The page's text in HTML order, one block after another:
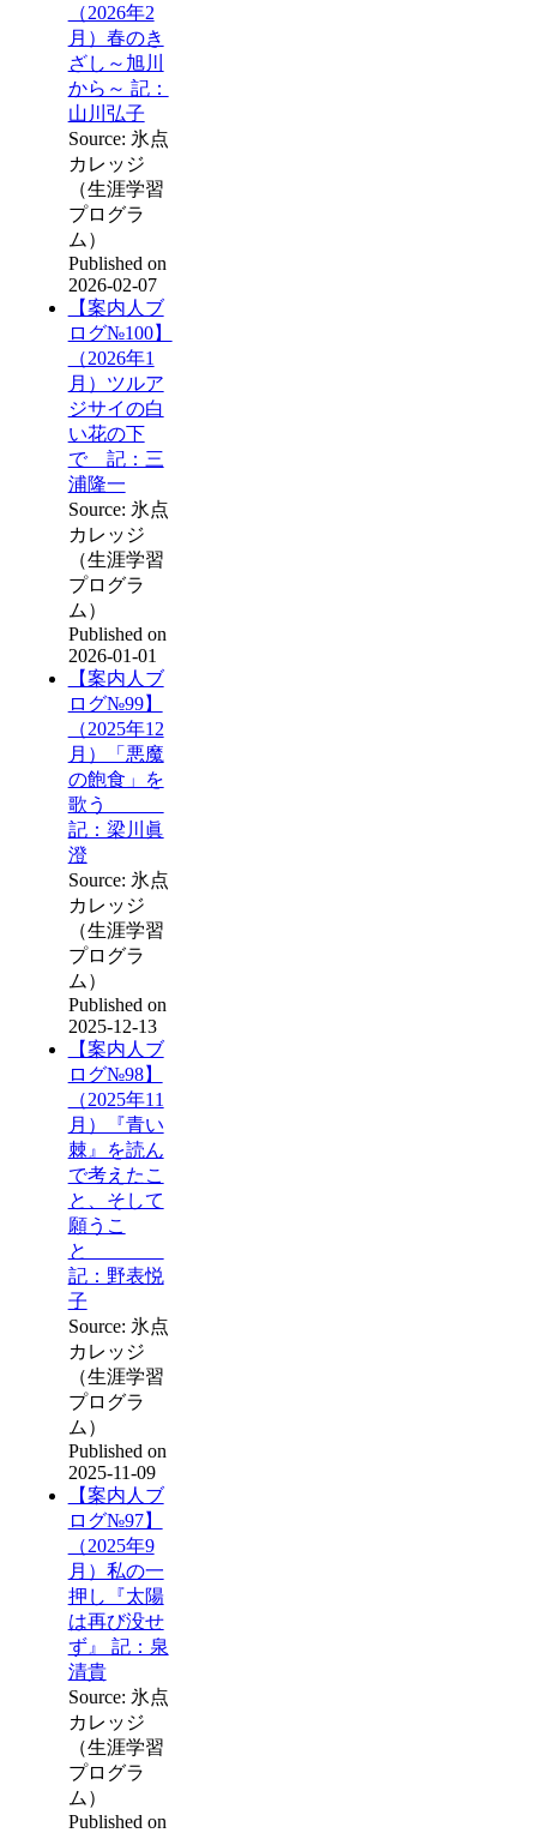
（2026年2
月）春のき
ざし～旭川
から～ 記：
山川弘子
Source: 氷点
カレッジ
（生涯学習
プログラ
ム）
Published on
2026-02-07
【案内人ブ
ログ№100】
（2026年1
月）ツルア
ジサイの白
い花の下
で 記：三
浦隆一
Source: 氷点
カレッジ
（生涯学習
プログラ
ム）
Published on
2026-01-01
【案内人ブ
ログ№99】
（2025年12
月）「悪魔
の飽食」を
歌う
記：梁川眞
澄
Source: 氷点
カレッジ
（生涯学習
プログラ
ム）
Published on
2025-12-13
【案内人ブ
ログ№98】
（2025年11
月）『青い
棘』を読ん
で考えたこ
と、そして
願うこ
と
記：野表悦
子
Source: 氷点
カレッジ
（生涯学習
プログラ
ム）
Published on
2025-11-09
【案内人ブ
ログ№97】
（2025年9
月）私の一
押し『太陽
は再び没せ
ず』 記：泉
清貴
Source: 氷点
カレッジ
（生涯学習
プログラ
ム）
Published on